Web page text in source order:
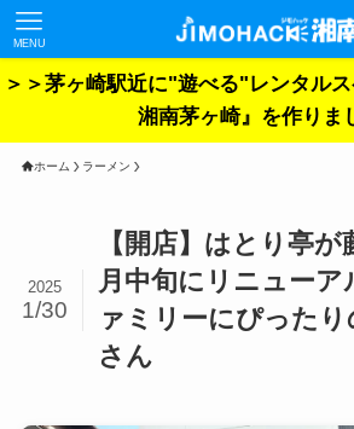
MENU
＞＞茅ヶ崎駅近に"遊べる"レンタル
湘南茅ヶ崎』を作りま
ホーム ラーメン
【開店】はとり亭
月中旬にリニューア
ァミリーにぴった
さん
2025
1/30